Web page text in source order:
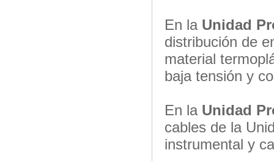
En la Unidad
distribución de
material
baja tensión y
En la Unidad
cables de la
instrumental y